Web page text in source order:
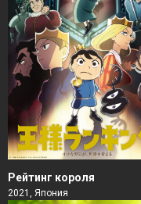
Рейтинг короля
2021, Япония